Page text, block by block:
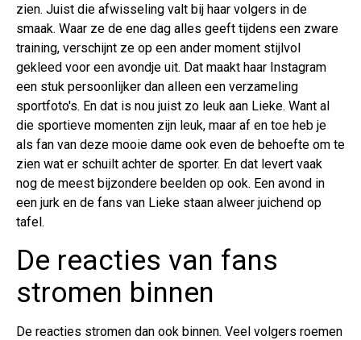
zien. Juist die afwisseling valt bij haar volgers in de
smaak. Waar ze de ene dag alles geeft tijdens een zware
training, verschijnt ze op een ander moment stijlvol
gekleed voor een avondje uit. Dat maakt haar Instagram
een stuk persoonlijker dan alleen een verzameling
sportfoto's. En dat is nou juist zo leuk aan Lieke. Want al
die sportieve momenten zijn leuk, maar af en toe heb je
als fan van deze mooie dame ook even de behoefte om te
zien wat er schuilt achter de sporter. En dat levert vaak
nog de meest bijzondere beelden op ook. Een avond in
een jurk en de fans van Lieke staan alweer juichend op
tafel.
De reacties van fans
stromen binnen
De reacties stromen dan ook binnen. Veel volgers roemen